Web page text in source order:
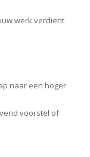
werk verdient
naar een hoger
voorstel of